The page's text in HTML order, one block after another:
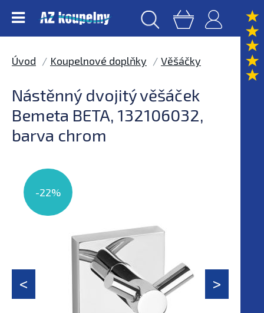
Úvod Koupelnové doplňky Věšáčky
Nástěnný dvojitý věšáček
Bemeta BETA, 132106032,
barva chrom
-22%